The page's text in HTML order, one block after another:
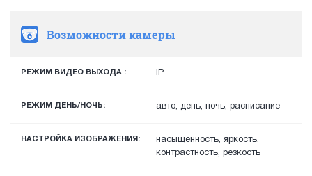
Возможности камеры
РЕЖИМ ВИДЕО ВЫХОДА : IP
РЕЖИМ ДЕНЬ/НОЧЬ: авто, день, ночь, расписание
НАСТРОЙКА ИЗОБРАЖЕНИЯ:
насыщенность, яркость,
контрастность, резкость